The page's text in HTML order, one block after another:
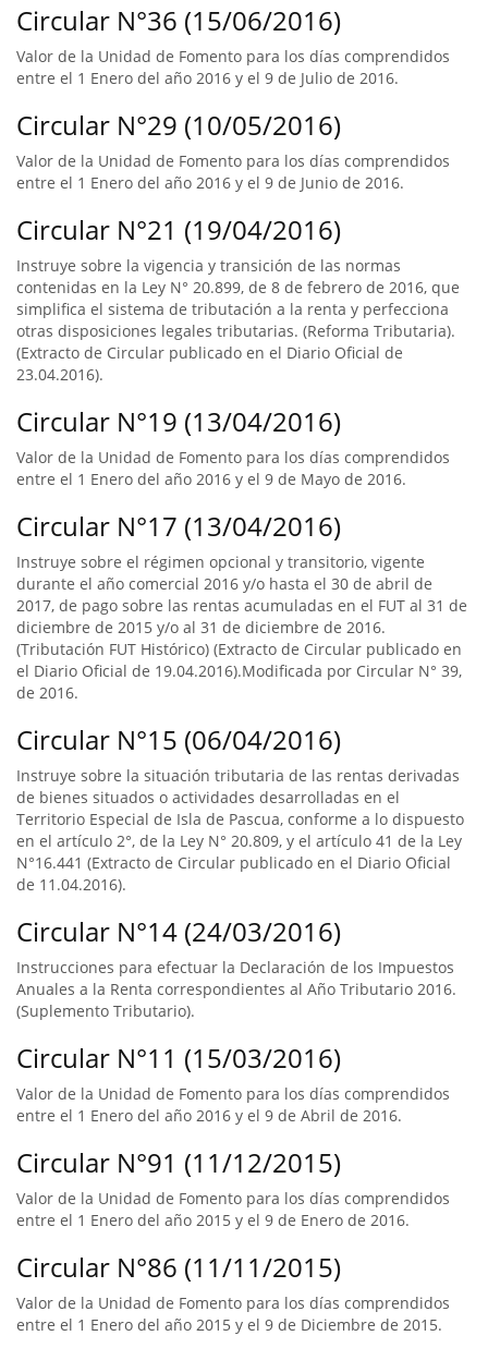
Circular N°36 (15/06/2016)
Valor de la Unidad de Fomento para los días comprendidos
entre el 1 Enero del año 2016 y el 9 de Julio de 2016.
Circular N°29 (10/05/2016)
Valor de la Unidad de Fomento para los días comprendidos
entre el 1 Enero del año 2016 y el 9 de Junio de 2016.
Circular N°21 (19/04/2016)
Instruye sobre la vigencia y transición de las normas
contenidas en la Ley N° 20.899, de 8 de febrero de 2016, que
simplifica el sistema de tributación a la renta y perfecciona
otras disposiciones legales tributarias. (Reforma Tributaria).
(Extracto de Circular publicado en el Diario Oficial de
23.04.2016).
Circular N°19 (13/04/2016)
Valor de la Unidad de Fomento para los días comprendidos
entre el 1 Enero del año 2016 y el 9 de Mayo de 2016.
Circular N°17 (13/04/2016)
Instruye sobre el régimen opcional y transitorio, vigente
durante el año comercial 2016 y/o hasta el 30 de abril de
2017, de pago sobre las rentas acumuladas en el FUT al 31 de
diciembre de 2015 y/o al 31 de diciembre de 2016.
(Tributación FUT Histórico) (Extracto de Circular publicado en
el Diario Oficial de 19.04.2016).Modificada por Circular N° 39,
de 2016.
Circular N°15 (06/04/2016)
Instruye sobre la situación tributaria de las rentas derivadas
de bienes situados o actividades desarrolladas en el
Territorio Especial de Isla de Pascua, conforme a lo dispuesto
en el artículo 2°, de la Ley N° 20.809, y el artículo 41 de la Ley
N°16.441 (Extracto de Circular publicado en el Diario Oficial
de 11.04.2016).
Circular N°14 (24/03/2016)
Instrucciones para efectuar la Declaración de los Impuestos
Anuales a la Renta correspondientes al Año Tributario 2016.
(Suplemento Tributario).
Circular N°11 (15/03/2016)
Valor de la Unidad de Fomento para los días comprendidos
entre el 1 Enero del año 2016 y el 9 de Abril de 2016.
Circular N°91 (11/12/2015)
Valor de la Unidad de Fomento para los días comprendidos
entre el 1 Enero del año 2015 y el 9 de Enero de 2016.
Circular N°86 (11/11/2015)
Valor de la Unidad de Fomento para los días comprendidos
entre el 1 Enero del año 2015 y el 9 de Diciembre de 2015.